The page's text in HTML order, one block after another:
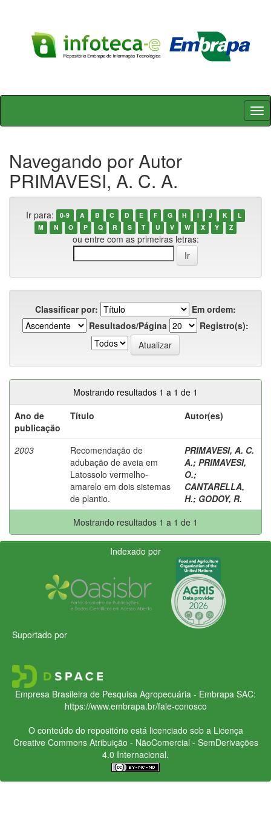
Skip
Navegando por Autor
PRIMAVESI, A. C. A.
Ir para: 0-9 A B C D E F G H I J K
L
M
N O P Q R S T U V W X Y Z
ou entre com as primeiras letras:
Classificar por:
Em ordem:
Resultados/Página
Registro(s):
Mostrando resultados 1 a 1 de 1
Ano de
publicação
Título Autor(es)
2003
Recomendação de
adubação de aveia em
Latossolo vermelho-
amarelo em dois sistemas
de plantio.
PRIMAVESI, A. C.
A.; PRIMAVESI,
O.;
CANTARELLA,
H.; GODOY, R.
Mostrando resultados 1 a 1 de 1
Indexado por
Suportado por
Empresa Brasileira de Pesquisa Agropecuária - Embrapa SAC:
https://www.embrapa.br/fale-conosco
O conteúdo do repositório está licenciado sob a Licença
Creative CommonsAtribuição - NãoComercial - SemDerivações
4.0 Internacional.